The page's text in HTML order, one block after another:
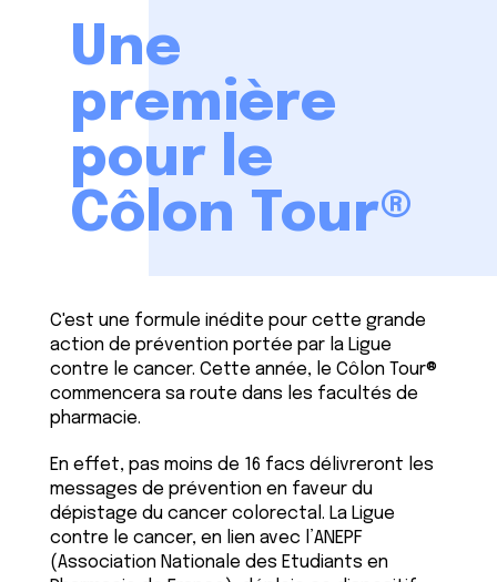
Une
première
pour le
Côlon Tour®
C'est une formule inédite pour cette grande
action de prévention portée par la Ligue
contre le cancer. Cette année, le Côlon Tour®
commencera sa route dans les facultés de
pharmacie.
En effet, pas moins de 16 facs délivreront les
messages de prévention en faveur du
dépistage du cancer colorectal. La Ligue
contre le cancer, en lien avec l’ANEPF
(Association Nationale des Etudiants en